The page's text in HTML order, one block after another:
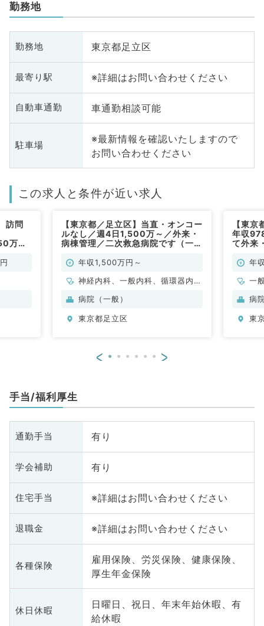
勤務地
勤務地 東京都足立区
最寄り駅 ※詳細はお問い合わせください
自動車通勤 車通勤相談可能
駐車場
※最新情報を確認いたしますので
お問い合わせください
この求人と条件が近い求人
訪問
万円
【東京都／足立区】当直・オンコー
ルなし／週4日1,500万～／外来・
病棟管理／二次救急病院です（一般
年収1,500万円～
神経内科、一般内科、循環器内
科、呼吸器内科、消化器内科、内
内科、血液内科
病院（一般）
東京都足立区
【東
年収
て外来
年
一
病
東
< >
手当/福利厚生
通勤手当 有り
学会補助 有り
住宅手当 ※詳細はお問い合わせください
退職金 ※詳細はお問い合わせください
各種保険
雇用保険、労災保険、健康保険、
厚生年金保険
休日休暇
日曜日、祝日、年末年始休暇、有
給休暇